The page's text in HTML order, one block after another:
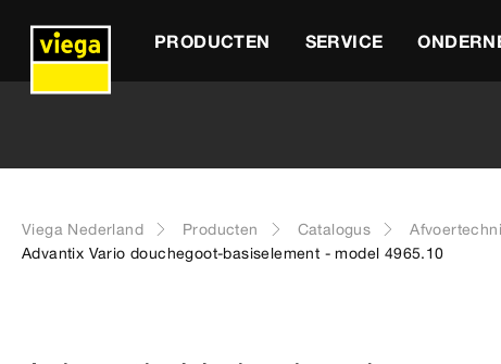
PRODUCTEN SERVICE
Viega Nederland Producten Catalogus
Advantix Vario douchegoot-basiselement - model 4965.10